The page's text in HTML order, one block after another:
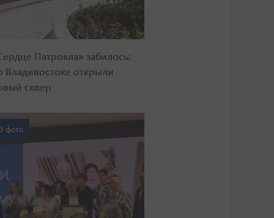
Патрокла» забилось:
Владивостоке открыли
сквер
фото